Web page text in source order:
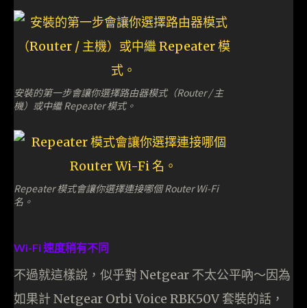
安裝的第一步會讓你選擇路由器模式（Router / 主
機）或中繼 Repeater 模式。
Repeater 模式會讓你選擇連接哪個 Router Wi-Fi
名。
Wi-Fi 速度稍有不同
不過就這樣說，似乎對 Netgear 不太公平吶～因為
如果計 Netgear Orbi Voice RBK50V 套裝的話，